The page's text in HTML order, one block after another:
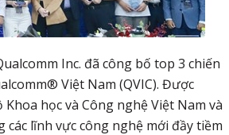
Inc. đã công bố top 3 chiến
Việt Nam (QVIC). Được
học và Công nghệ Việt Nam và
lĩnh vực công nghệ mới đầy tiềm